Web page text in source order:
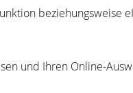
beziehungsweise
und Ihren Online-